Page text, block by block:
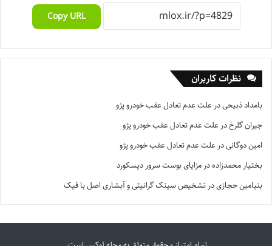
Copy URL
نظرات کاربران
بامداد ذبیحیدر علت عدم تعادل عقب خودرو پژو
جیران گلرخدر علت عدم تعادل عقب خودرو پژو
امین دوگانیدر علت عدم تعادل عقب خودرو پژو
بختیار محمدزادهدر مزایای بوست سرور دیسکورد
بنیامین حجازیدر تشخیص سینک گرانیتی و آبشاری اصل با فیک